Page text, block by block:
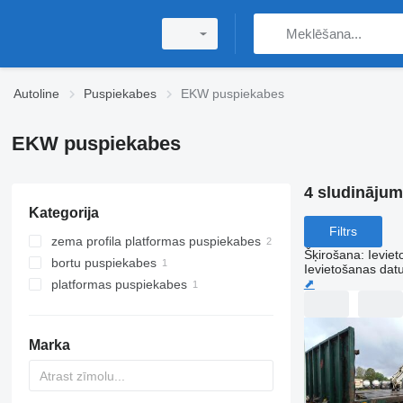
Autoline Puspiekabes EKW puspiekabes
EKW puspiekabes
Kategorija
zema profila platformas puspiekabes
bortu puspiekabes
platformas puspiekabes
Marka
4
Filtrs
Šķirošana:
Ievietošanas
⬈